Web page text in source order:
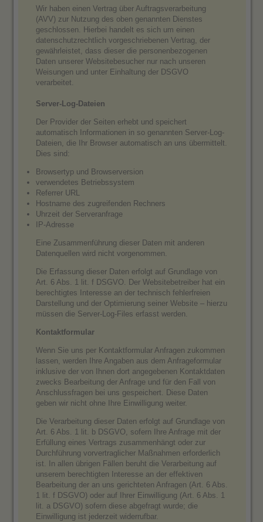
Wir haben einen Vertrag über Auftragsverarbeitung
(AVV) zur Nutzung des oben genannten Dienstes
geschlossen. Hierbei handelt es sich um einen
datenschutzrechtlich vorgeschriebenen Vertrag, der
gewährleistet, dass dieser die personenbezogenen
Daten unserer Websitebesucher nur nach unseren
Weisungen und unter Einhaltung der DSGVO
verarbeitet.
Server-Log-Dateien
Der Provider der Seiten erhebt und speichert
automatisch Informationen in so genannten Server-Log-
Dateien, die Ihr Browser automatisch an uns übermittelt.
Dies sind:
Browsertyp und Browserversion
verwendetes Betriebssystem
Referrer URL
Hostname des zugreifenden Rechners
Uhrzeit der Serveranfrage
IP-Adresse
Eine Zusammenführung dieser Daten mit anderen
Datenquellen wird nicht vorgenommen.
Die Erfassung dieser Daten erfolgt auf Grundlage von
Art. 6 Abs. 1 lit. f DSGVO. Der Websitebetreiber hat ein
berechtigtes Interesse an der technisch fehlerfreien
Darstellung und der Optimierung seiner Website – hierzu
müssen die Server-Log-Files erfasst werden.
Kontaktformular
Wenn Sie uns per Kontaktformular Anfragen zukommen
lassen, werden Ihre Angaben aus dem Anfrageformular
inklusive der von Ihnen dort angegebenen Kontaktdaten
zwecks Bearbeitung der Anfrage und für den Fall von
Anschlussfragen bei uns gespeichert. Diese Daten
geben wir nicht ohne Ihre Einwilligung weiter.
Die Verarbeitung dieser Daten erfolgt auf Grundlage von
Art. 6 Abs. 1 lit. b DSGVO, sofern Ihre Anfrage mit der
Erfüllung eines Vertrags zusammenhängt oder zur
Durchführung vorvertraglicher Maßnahmen erforderlich
ist. In allen übrigen Fällen beruht die Verarbeitung auf
unserem berechtigten Interesse an der effektiven
Bearbeitung der an uns gerichteten Anfragen (Art. 6 Abs.
1 lit. f DSGVO) oder auf Ihrer Einwilligung (Art. 6 Abs. 1
lit. a DSGVO) sofern diese abgefragt wurde; die
Einwilligung ist jederzeit widerrufbar.